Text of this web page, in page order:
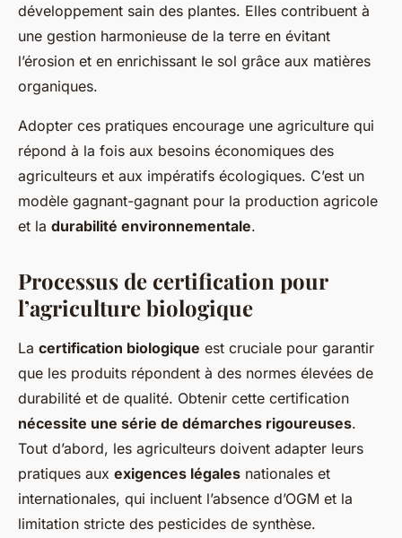
développement sain des plantes. Elles contribuent à
une gestion harmonieuse de la terre en évitant
l’érosion et en enrichissant le sol grâce aux matières
organiques.
Adopter ces pratiques encourage une agriculture qui
répond à la fois aux besoins économiques des
agriculteurs et aux impératifs écologiques. C’est un
modèle gagnant-gagnant pour la production agricole
et la durabilité environnementale.
Processus de certification pour
l’agriculture biologique
La certification biologique est cruciale pour garantir
que les produits répondent à des normes élevées de
durabilité et de qualité. Obtenir cette certification
nécessite une série de démarches rigoureuses.
Tout d’abord, les agriculteurs doivent adapter leurs
pratiques aux exigences légales nationales et
internationales, qui incluent l’absence d’OGM et la
limitation stricte des pesticides de synthèse.